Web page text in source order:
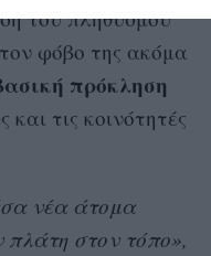
του πληθυσμού
φόβο της ακόμα
πρόκληση
και τις κοινότητές
νέα άτομα
πλάτη στον τόπο»,